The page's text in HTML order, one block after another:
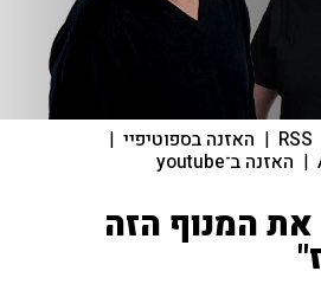
RSS
| האזנה בספוטיפיי |
| האזנה ב־youtube
המנוף הזה